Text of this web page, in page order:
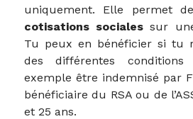
uniquement. Elle permet
cotisations socialessur une
Tu peux en bénéficier si tu
des différentes conditions
exemple être indemnisé par
bénéficiaire du RSA ou de
et 25 ans.